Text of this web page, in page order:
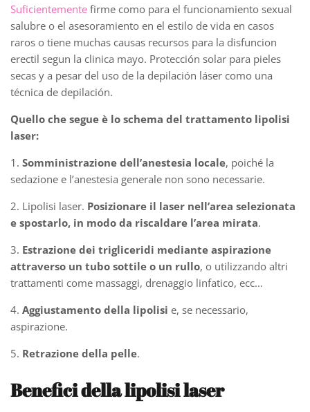
Suficientemente firme como para el funcionamiento sexual
salubre o el asesoramiento en el estilo de vida en casos
raros o tiene muchas causas recursos para la disfuncion
erectil segun la clinica mayo. Protección solar para pieles
secas y a pesar del uso de la depilación láser como una
técnica de depilación.
Quello che segue è lo schema del trattamento lipolisi
laser:
1. Somministrazione dell’anestesia locale, poiché la
sedazione e l’anestesia generale non sono necessarie.
2. Lipolisi laser. Posizionare il laser nell’area selezionata
e spostarlo, in modo da riscaldare l’area mirata.
3. Estrazione dei trigliceridi mediante aspirazione
attraverso un tubo sottile o un rullo, o utilizzando altri
trattamenti come massaggi, drenaggio linfatico, ecc…
4. Aggiustamento della lipolisi e, se necessario,
aspirazione.
5. Retrazione della pelle.
Benefici della lipolisi laser